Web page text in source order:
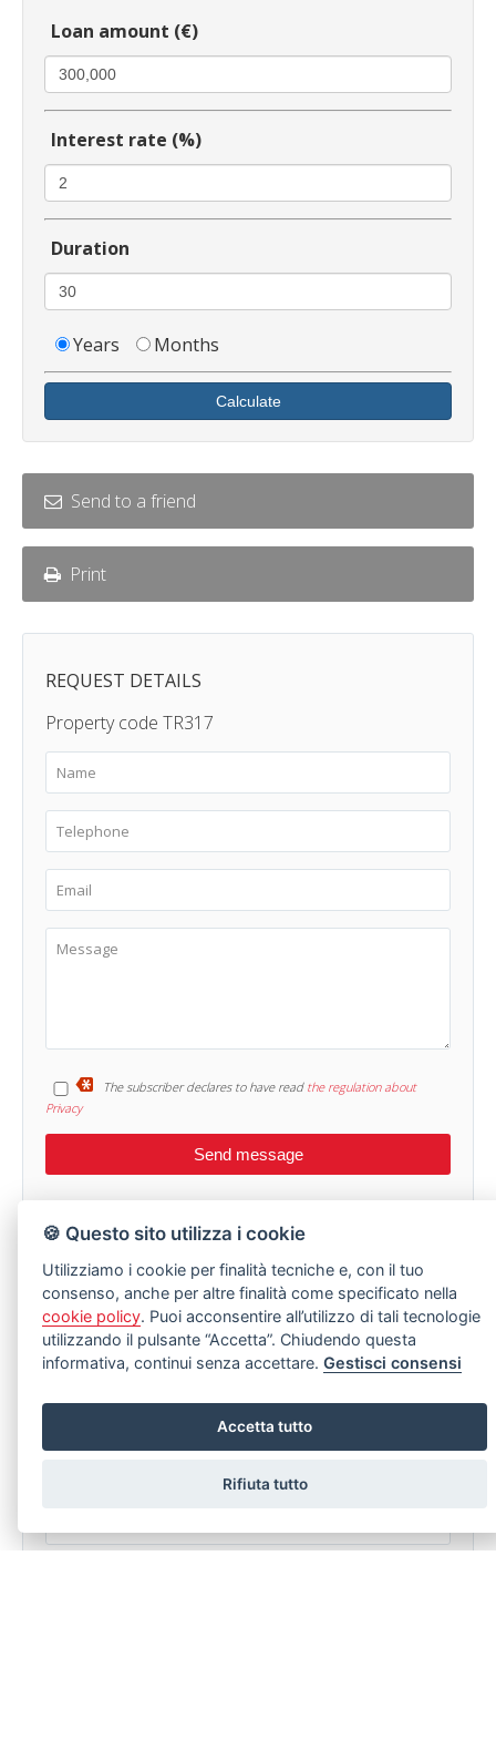
Loan amount (€)
Interest rate (%)
Duration
Years Months
Calculate
Send to a friend
Print
REQUEST DETAILS
Property code TR317
The subscriber declares to have read the regulation about
Privacy
LASCIA UNA RICHIESTA
Stai cercando un immobile specifico ma non riesci a trovarlo?
Compila senza nessun impegno il modulo sotto.
🍪 Questo sito utilizza i cookie
Utilizziamo i cookie per finalità tecniche e, con il tuo
consenso, anche per altre finalità come specificato nella
cookie policy. Puoi acconsentire all’utilizzo di tali tecnologie
utilizzando il pulsante “Accetta”. Chiudendo questa
informativa, continui senza accettare.Gestisci consensi
Accetta tutto
Rifiuta tutto